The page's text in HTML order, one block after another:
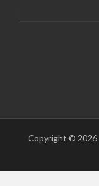
Copyright © 2026